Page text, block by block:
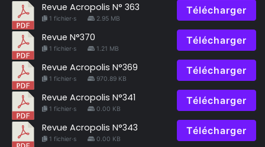
Revue Acropolis N° 363
1 fichier·s 2.95 MB
Télécharger
Revue N°370
1 fichier·s 1.21 MB
Télécharger
Revue Acropolis N°369
1 fichier·s 970.89 KB
Télécharger
Revue Acropolis N°341
1 fichier·s 0.00 KB
Télécharger
Revue Acropolis N°343
1 fichier·s 0.00 KB
Télécharger